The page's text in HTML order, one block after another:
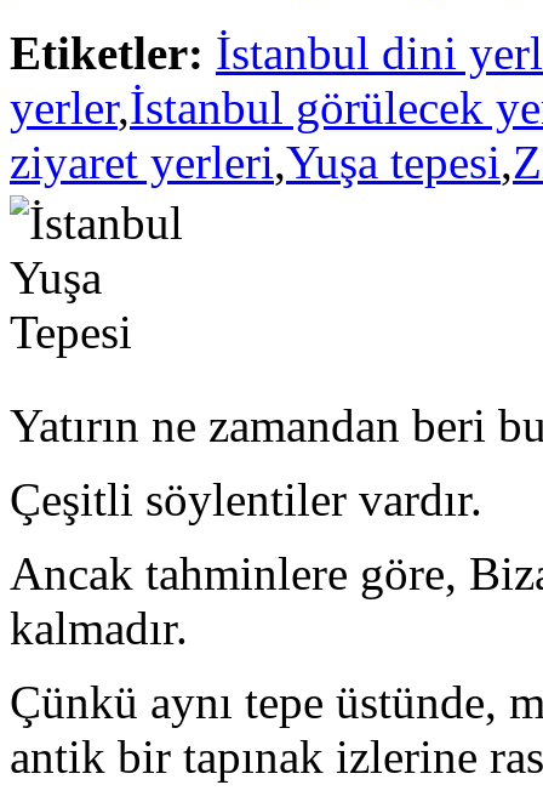
Etiketler: İstanbul dini
yerler,İstanbul görülecek
ziyaret yerleri,Yuşa tepesi,
Yatırın ne zamandan beri
Çeşitli söylentiler vardır.
Ancak tahminlere göre,
kalmadır.
Çünkü aynı tepe üstünde,
antik bir tapınak izlerine